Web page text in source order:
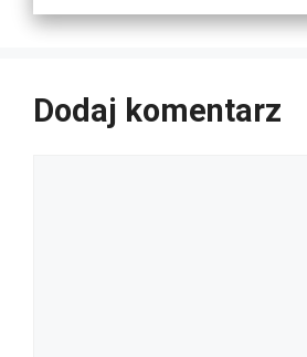
Dodaj komentarz